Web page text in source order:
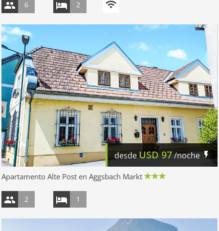
6 2
desdeUSD97/noche
Apartamento Alte Post en Aggsbach Markt
2 1